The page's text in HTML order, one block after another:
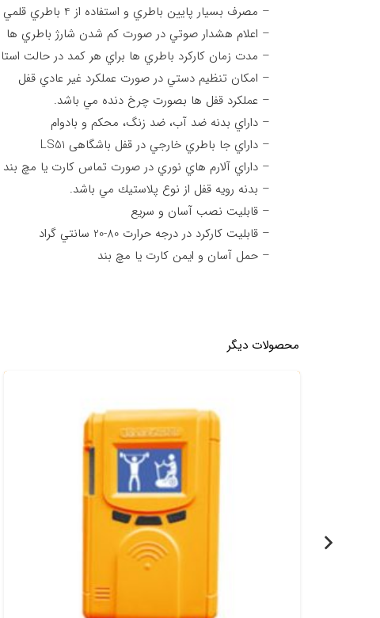
– مصرف بسيار پايين باطري و استفاده از 4 باطري قلمي
– اعلام هشدار صوتي در صورت كم شدن شارژ باطري ها
– مدت زمان كاركرد باطري ها براي هر كمد در حالت استاندارد حدود
– امكان تنظيم دستي در صورت عملكرد غير عادي قفل
– عملكرد قفل ها بصورت چرخ دنده مي باشد.
– داراي بدنه ضد آب، ضد زنگ، محكم و بادوام
– داراي جا باطري خارجي در قفل باشگاهی LS51
– داراي آلارم هاي نوري در صورت تماس كارت يا مچ بند
– بدنه رويه قفل از نوع پلاستيك مي باشد.
– قابليت نصب آسان و سريع
– قابليت كاركرد در درجه حرارت 80-20 سانتي گراد
– حمل آسان و ايمن كارت يا مچ بند
محصولات دیگر